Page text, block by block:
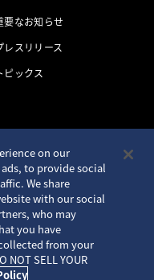
要なお知らせ
レスリリース
ピックス
セシビリティ
トご利用案内
イトマップ
on our
to provide social
We share
with our social
who may
you have
from your
NOT SELL YOUR